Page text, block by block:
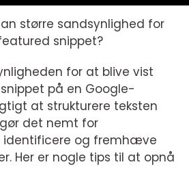
større sandsynlighed for
snippet?
for at blive vist
på en Google-
at strukturere teksten
det nemt for
identificere og fremhæve
Her er nogle tips til at opnå